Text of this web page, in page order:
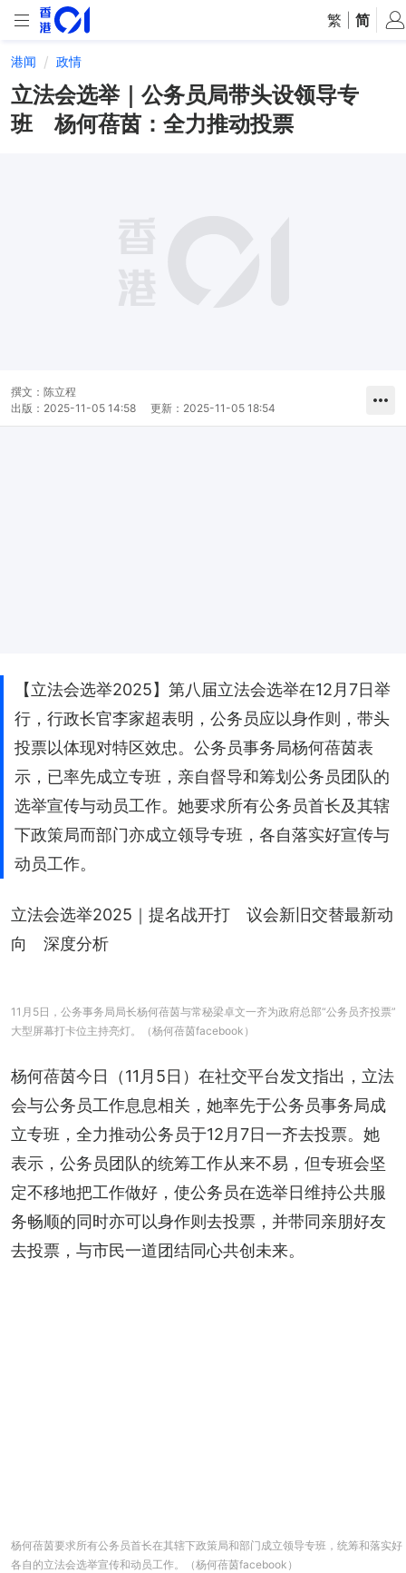
繁 简
港闻 政情
立法会选举｜公务员局带头设领导专
班 杨何蓓茵：全力推动投票
撰文： 陈立程
出版： 2025-11-05 14:58 更新： 2025-11-05 18:54
【立法会选举2025】第八届立法会选举在12月7日举
行，行政长官李家超表明，公务员应以身作则，带头
投票以体现对特区效忠。公务员事务局杨何蓓茵表
示，已率先成立专班，亲自督导和筹划公务员团队的
选举宣传与动员工作。她要求所有公务员首长及其辖
下政策局而部门亦成立领导专班，各自落实好宣传与
动员工作。
立法会选举2025｜提名战开打　议会新旧交替最新动
向　深度分析
11月5日，公务事务局局长杨何蓓茵与常秘梁卓文一齐为政府总部“公务员齐投票”
大型屏幕打卡位主持亮灯。（杨何蓓茵facebook）
杨何蓓茵今日（11月5日）在社交平台发文指出，立法
会与公务员工作息息相关，她率先于公务员事务局成
立专班，全力推动公务员于12月7日一齐去投票。她
表示，公务员团队的统筹工作从来不易，但专班会坚
定不移地把工作做好，使公务员在选举日维持公共服
务畅顺的同时亦可以身作则去投票，并带同亲朋好友
去投票，与市民一道团结同心共创未来。
杨何蓓茵要求所有公务员首长在其辖下政策局和部门成立领导专班，统筹和落实好
各自的立法会选举宣传和动员工作。（杨何蓓茵facebook）